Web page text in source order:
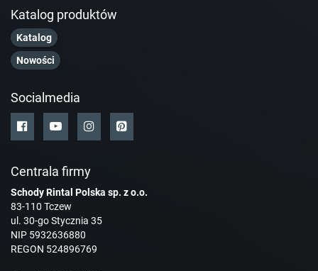
Katalog produktów
Katalog
Nowości
Socialmedia
Centrala firmy
Schody Rintal Polska sp. z o.o.
83-110 Tczew
ul. 30-go Stycznia 35
NIP 5932636880
REGON 524896769